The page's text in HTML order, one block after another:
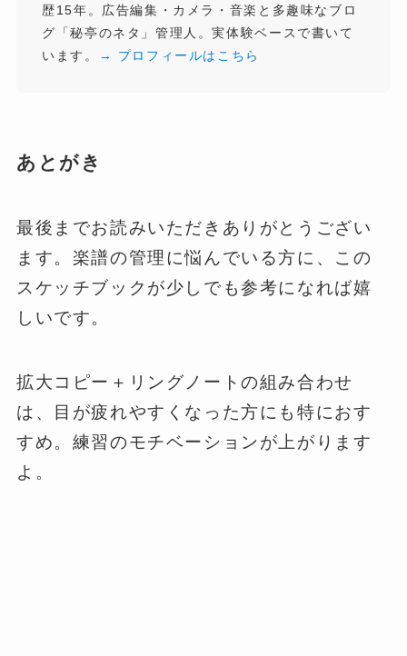
歴15年。広告編集・カメラ・音楽と多趣味なブロ
グ「秘亭のネタ」管理人。実体験ベースで書いて
います。
→ プロフィールはこちら
あとがき
最後までお読みいただきありがとうござい
ます。楽譜の管理に悩んでいる方に、この
スケッチブックが少しでも参考になれば嬉
しいです。
拡大コピー＋リングノートの組み合わせ
は、目が疲れやすくなった方にも特におす
すめ。練習のモチベーションが上がります
よ。